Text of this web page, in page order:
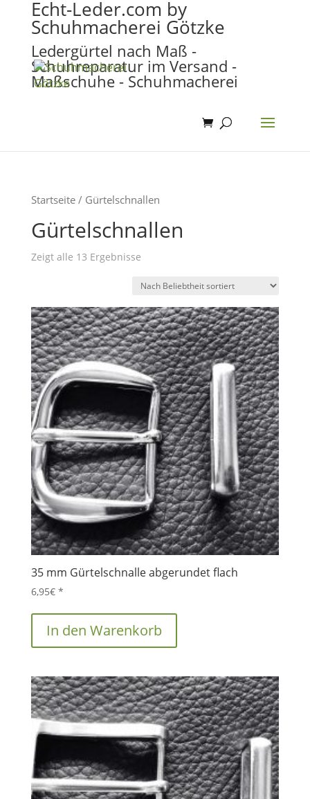
Echt-Leder.com by
Schuhmacherei Götzke
Ledergürtel nach Maß -
Schuhreparatur im Versand -
Maßschuhe - Schuhmacherei
Startseite/ Gürtelschnallen
Gürtelschnallen
Zeigt alle 13 Ergebnisse
35 mm Gürtelschnalle abgerundet flach
6,95€ *
In den Warenkorb